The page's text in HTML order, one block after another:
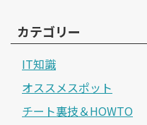
カテゴリー
IT知識
オススメスポット
チート裏技＆HOWTO